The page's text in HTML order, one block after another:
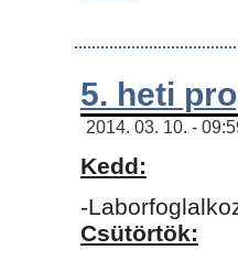
5. heti
2014. 03. 10. -
Kedd:
-
Csütörtök: